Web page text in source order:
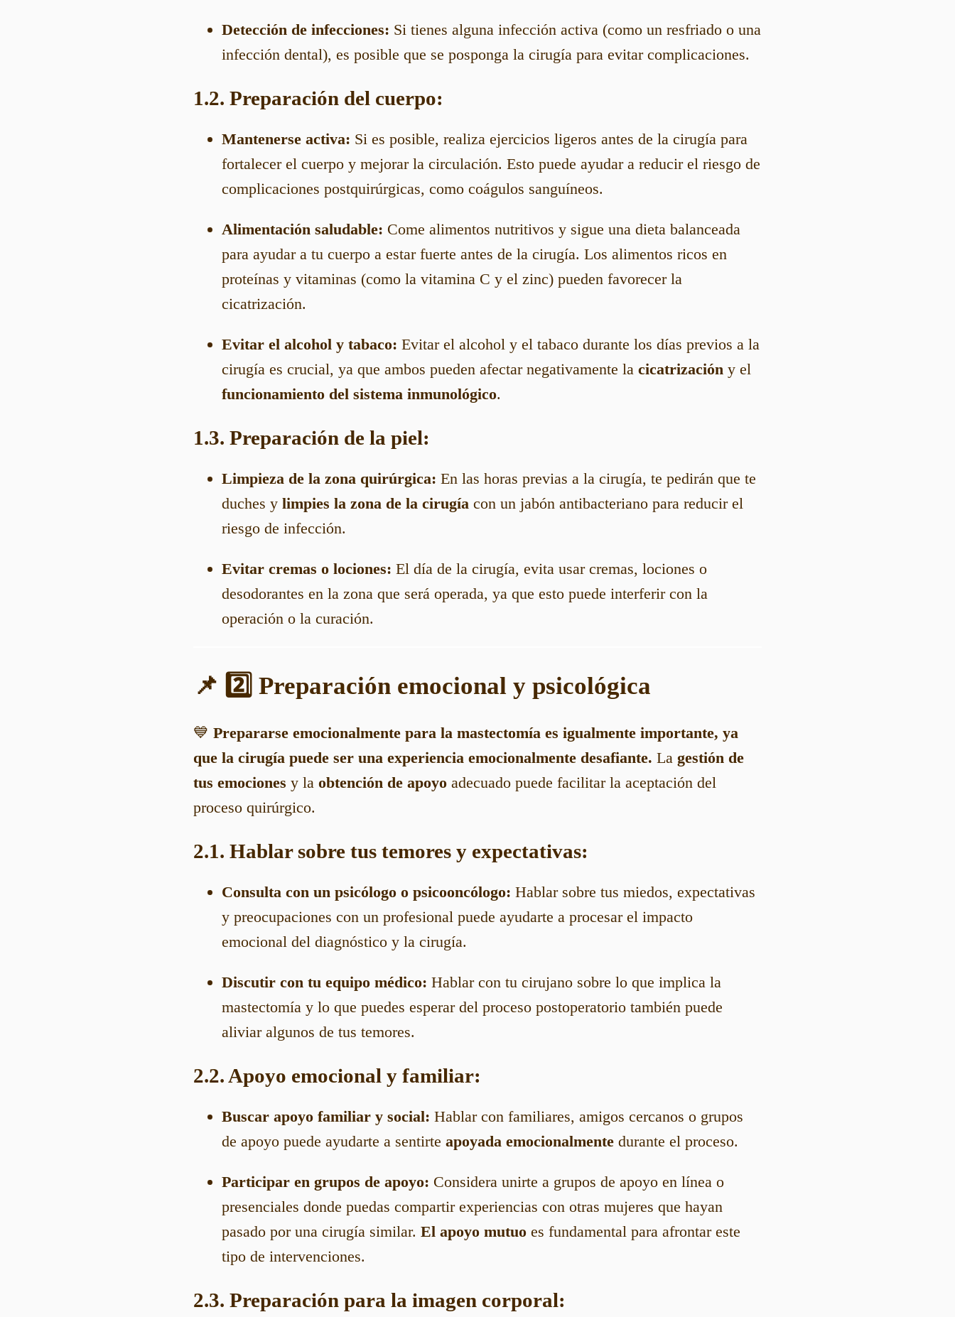
Detección de infecciones: Si tienes alguna infección activa (como un resfriado o una
infección dental), es posible que se posponga la cirugía para evitar complicaciones.
1.2. Preparación del cuerpo:
Mantenerse activa: Si es posible, realiza ejercicios ligeros antes de la cirugía para
fortalecer el cuerpo y mejorar la circulación. Esto puede ayudar a reducir el riesgo de
complicaciones postquirúrgicas, como coágulos sanguíneos.
Alimentación saludable: Come alimentos nutritivos y sigue una dieta balanceada
para ayudar a tu cuerpo a estar fuerte antes de la cirugía. Los alimentos ricos en
proteínas y vitaminas (como la vitamina C y el zinc) pueden favorecer la
cicatrización.
Evitar el alcohol y tabaco: Evitar el alcohol y el tabaco durante los días previos a la
cirugía es crucial, ya que ambos pueden afectar negativamente la cicatrización y el
funcionamiento del sistema inmunológico.
1.3. Preparación de la piel:
Limpieza de la zona quirúrgica: En las horas previas a la cirugía, te pedirán que te
duches y limpies la zona de la cirugía con un jabón antibacteriano para reducir el
riesgo de infección.
Evitar cremas o lociones: El día de la cirugía, evita usar cremas, lociones o
desodorantes en la zona que será operada, ya que esto puede interferir con la
operación o la curación.
📌 2️⃣ Preparación emocional y psicológica
💙 Prepararse emocionalmente para la mastectomía es igualmente importante, ya
que la cirugía puede ser una experiencia emocionalmente desafiante. La gestión de
tus emociones y la obtención de apoyo adecuado puede facilitar la aceptación del
proceso quirúrgico.
2.1. Hablar sobre tus temores y expectativas:
Consulta con un psicólogo o psicooncólogo: Hablar sobre tus miedos, expectativas
y preocupaciones con un profesional puede ayudarte a procesar el impacto
emocional del diagnóstico y la cirugía.
Discutir con tu equipo médico: Hablar con tu cirujano sobre lo que implica la
mastectomía y lo que puedes esperar del proceso postoperatorio también puede
aliviar algunos de tus temores.
2.2. Apoyo emocional y familiar:
Buscar apoyo familiar y social: Hablar con familiares, amigos cercanos o grupos
de apoyo puede ayudarte a sentirte apoyada emocionalmente durante el proceso.
Participar en grupos de apoyo: Considera unirte a grupos de apoyo en línea o
presenciales donde puedas compartir experiencias con otras mujeres que hayan
pasado por una cirugía similar. El apoyo mutuo es fundamental para afrontar este
tipo de intervenciones.
2.3. Preparación para la imagen corporal: